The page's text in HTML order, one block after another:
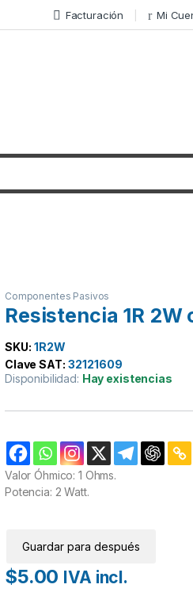
Facturación Mi
Componentes Pasivos
Resistencia 1R 2W
SKU: 1R2W
Clave SAT: 32121609
Disponibilidad: Hay existencias
Valor Óhmico: 1 Ohms.
Potencia: 2 Watt.
Guardar para después
$5.00 IVA incl.